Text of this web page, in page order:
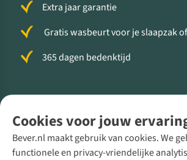
Cookies voor jouw
Bever.nl maakt gebruik van cookies. We
functionele en privacy-vriendelijke
Extra jaar garantie
Gratis wasbeurt voor je slaapzak
365 dagen bedenktijd